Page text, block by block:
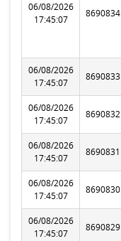
06/08/2026
17:45:07
8690834
06/08/2026
17:45:07
8690833
06/08/2026
17:45:07
8690832
06/08/2026
17:45:07
8690831
06/08/2026
17:45:07
8690830
06/08/2026
17:45:07
8690829